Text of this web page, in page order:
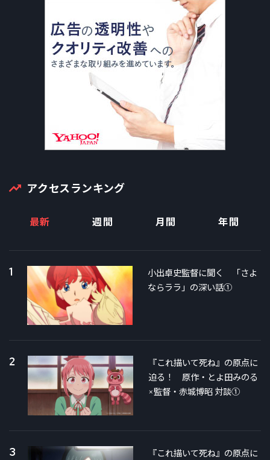
アクセスランキング
最新 週間 月間 年間
1
小出卓史監督に聞く 「さよ
ならララ」の深い話①
2
『これ描いて死ね』の原点に
迫る！ 原作・とよ田みのる
×監督・赤城博昭 対談①
3
『これ描いて死ね』の原点に